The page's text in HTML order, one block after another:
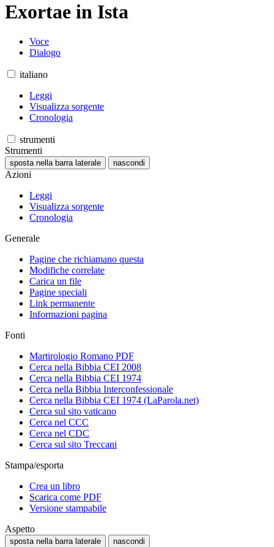
Exortae in Ista
Voce
Dialogo
italiano
Leggi
Visualizza sorgente
Cronologia
strumenti
Strumenti
sposta nella barra laterale nascondi
Azioni
Leggi
Visualizza sorgente
Cronologia
Generale
Pagine che richiamano questa
Modifiche correlate
Carica un file
Pagine speciali
Link permanente
Informazioni pagina
Fonti
Martirologio Romano PDF
Cerca nella Bibbia CEI 2008
Cerca nella Bibbia CEI 1974
Cerca nella Bibbia Interconfessionale
Cerca nella Bibbia CEI 1974 (LaParola.net)
Cerca sul sito vaticano
Cerca nel CCC
Cerca nel CDC
Cerca sul sito Treccani
Stampa/esporta
Crea un libro
Scarica come PDF
Versione stampabile
Aspetto
sposta nella barra laterale nascondi